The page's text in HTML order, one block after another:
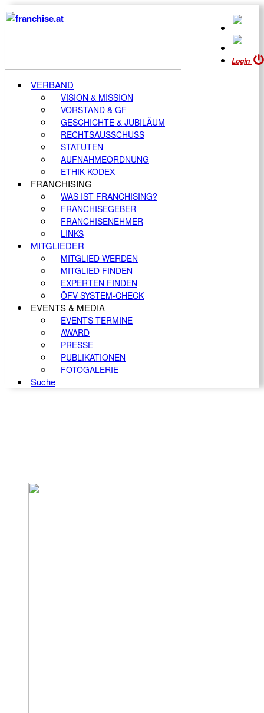
Login
VERBAND
VISION & MISSION
VORSTAND & GF
GESCHICHTE & JUBILÄUM
RECHTSAUSSCHUSS
STATUTEN
AUFNAHMEORDNUNG
ETHIK-KODEX
FRANCHISING
WAS IST FRANCHISING?
FRANCHISEGEBER
FRANCHISENEHMER
LINKS
MITGLIEDER
MITGLIED WERDEN
MITGLIED FINDEN
EXPERTEN FINDEN
ÖFV SYSTEM-CHECK
EVENTS & MEDIA
EVENTS TERMINE
AWARD
PRESSE
PUBLIKATIONEN
FOTOGALERIE
Suche